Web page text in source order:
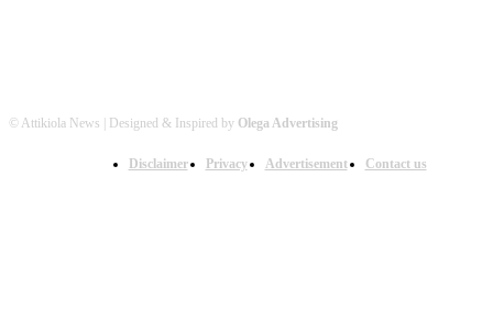
© Attikiola News | Designed & Inspired by Olega Advertising
Disclaimer Privacy Advertisement Contact us